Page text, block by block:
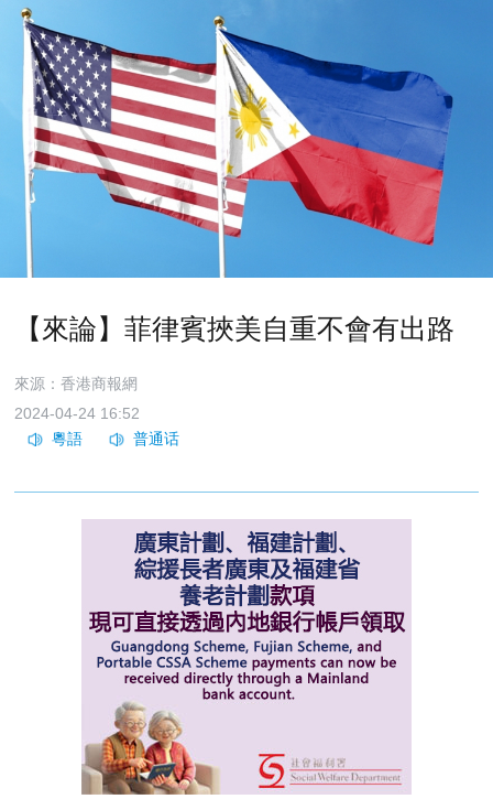
【來論】菲律賓挾美自重不會有出路
來源：香港商報網
2024-04-24 16:52